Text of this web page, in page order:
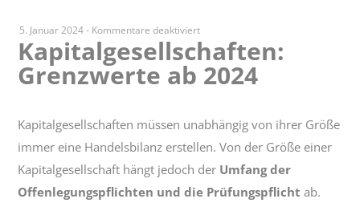
5. Januar 2024- Kommentare deaktiviertfür
Kapitalgesellschaften:
Grenzwerte
ab
Kapitalgesellschaften:
Grenzwerte ab 2024
Kapitalgesellschaften müssen unabhängig von ihrer Größe
immer eine Handelsbilanz erstellen. Von der Größe einer
Kapitalgesellschaft hängt jedoch der Umfang der
Offenlegungspflichten und die Prüfungspflicht ab.